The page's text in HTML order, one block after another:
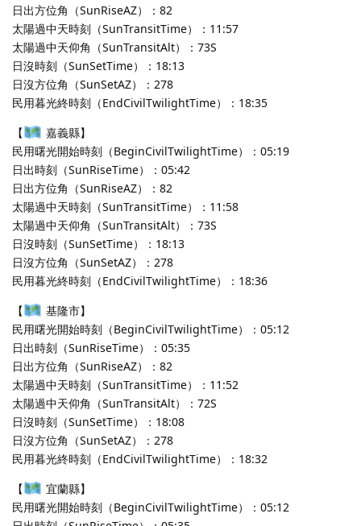
日出方位角（SunRiseAZ）：82
太陽過中天時刻（SunTransitTime）：11:57
太陽過中天仰角（SunTransitAlt）：73S
日沒時刻（SunSetTime）：18:13
日沒方位角（SunSetAZ）：278
民用暮光終時刻（EndCivilTwilightTime）：18:35
【
嘉義縣】
民用曙光開始時刻（BeginCivilTwilightTime）：05:19
日出時刻（SunRiseTime）：05:42
日出方位角（SunRiseAZ）：82
太陽過中天時刻（SunTransitTime）：11:58
太陽過中天仰角（SunTransitAlt）：73S
日沒時刻（SunSetTime）：18:13
日沒方位角（SunSetAZ）：278
民用暮光終時刻（EndCivilTwilightTime）：18:36
【
基隆市】
民用曙光開始時刻（BeginCivilTwilightTime）：05:12
日出時刻（SunRiseTime）：05:35
日出方位角（SunRiseAZ）：82
太陽過中天時刻（SunTransitTime）：11:52
太陽過中天仰角（SunTransitAlt）：72S
日沒時刻（SunSetTime）：18:08
日沒方位角（SunSetAZ）：278
民用暮光終時刻（EndCivilTwilightTime）：18:32
【
宜蘭縣】
民用曙光開始時刻（BeginCivilTwilightTime）：05:12